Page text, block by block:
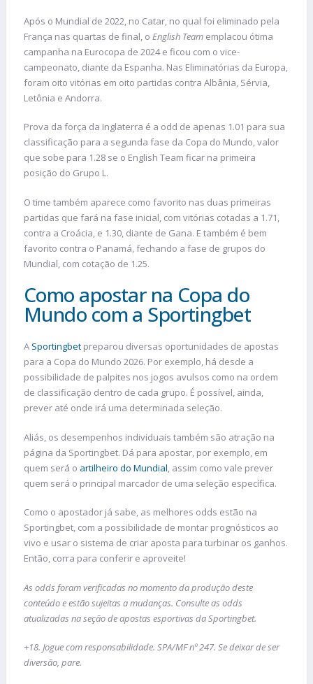
Após o Mundial de 2022, no Catar, no qual foi eliminado pela
França nas quartas de final, o English Team emplacou ótima
campanha na Eurocopa de 2024 e ficou com o vice-
campeonato, diante da Espanha. Nas Eliminatórias da Europa,
foram oito vitórias em oito partidas contra Albânia, Sérvia,
Letônia e Andorra.
Prova da força da Inglaterra é a odd de apenas 1.01 para sua
classificação para a segunda fase da Copa do Mundo, valor
que sobe para 1.28 se o English Team ficar na primeira
posição do Grupo L.
O time também aparece como favorito nas duas primeiras
partidas que fará na fase inicial, com vitórias cotadas a 1.71,
contra a Croácia, e 1.30, diante de Gana. E também é bem
favorito contra o Panamá, fechando a fase de grupos do
Mundial, com cotação de 1.25.
Como apostar na Copa do
Mundo com a Sportingbet
A Sportingbet preparou diversas oportunidades de apostas
para a Copa do Mundo 2026. Por exemplo, há desde a
possibilidade de palpites nos jogos avulsos como na ordem
de classificação dentro de cada grupo. É possível, ainda,
prever até onde irá uma determinada seleção.
Aliás, os desempenhos individuais também são atração na
página da Sportingbet. Dá para apostar, por exemplo, em
quem será o artilheiro do Mundial, assim como vale prever
quem será o principal marcador de uma seleção específica.
Como o apostador já sabe, as melhores odds estão na
Sportingbet, com a possibilidade de montar prognósticos ao
vivo e usar o sistema de criar aposta para turbinar os ganhos.
Então, corra para conferir e aproveite!
As odds foram verificadas no momento da produção deste
conteúdo e estão sujeitas a mudanças. Consulte as odds
atualizadas na seção de apostas esportivas da Sportingbet.
+18. Jogue com responsabilidade. SPA/MF nº 247. Se deixar de ser
diversão, pare.